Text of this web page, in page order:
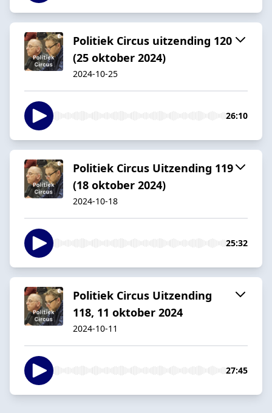
Politiek Circus uitzending 120
(25 oktober 2024)
2024-10-25
26:10
Politiek Circus Uitzending 119
(18 oktober 2024)
2024-10-18
25:32
Politiek Circus Uitzending
118, 11 oktober 2024
2024-10-11
27:45